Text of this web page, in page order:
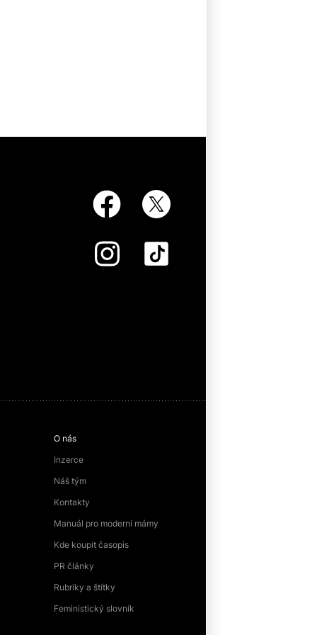
O nás
Inzerce
Náš tým
Kontakty
Manuál pro moderní mámy
Kde koupit časopis
PR články
Rubriky a štítky
Feministický slovník